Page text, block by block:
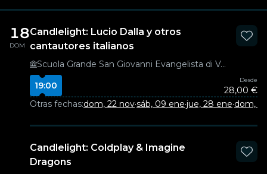
18
DOM
Candlelight: Lucio Dalla y otros
cantautores italianos
Scuola Grande San Giovanni Evangelista di Venezia
19:00
Desde
28,00 €
Otras fechas:dom, 22 nov·sáb, 09 ene·jue, 28 ene·dom,
Candlelight: Coldplay & Imagine
Dragons